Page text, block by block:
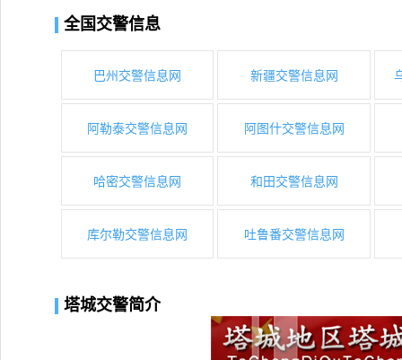
全国交警信息
巴州交警信息网 新疆交警信息网
阿勒泰交警信息网 阿图什交警信息网
哈密交警信息网 和田交警信息网
库尔勒交警信息网 吐鲁番交警信息网
塔城交警简介